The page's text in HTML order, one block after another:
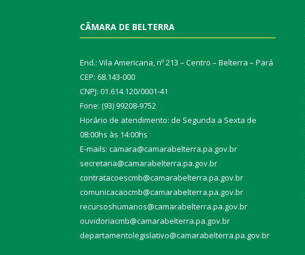
CÂMARA DE BELTERRA
End.: Vila Americana, nº 213 – Centro – Belterra – Pará
CEP: 68.143-000
CNPJ: 01.614.120/0001-41
Fone: (93) 99208-9752
Horário de atendimento: de Segunda a Sexta de
08:00hs às 14:00hs
E-mails: camara@camarabelterra.pa.gov.br
secretaria@camarabelterra.pa.gov.br
contratacoescmb@camarabelterra.pa.gov.br
comunicacaocmb@camarabelterra.pa.gov.br
recursoshumanos@camarabelterra.pa.gov.br
ouvidoriacmb@camarabelterra.pa.gov.br
departamentolegislativo@camarabelterra.pa.gov.br